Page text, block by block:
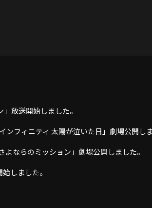
放送開始しました。
フィニティ 太陽が泣いた日」劇場公開しま
ならのミッション」劇場公開しました。
しました。